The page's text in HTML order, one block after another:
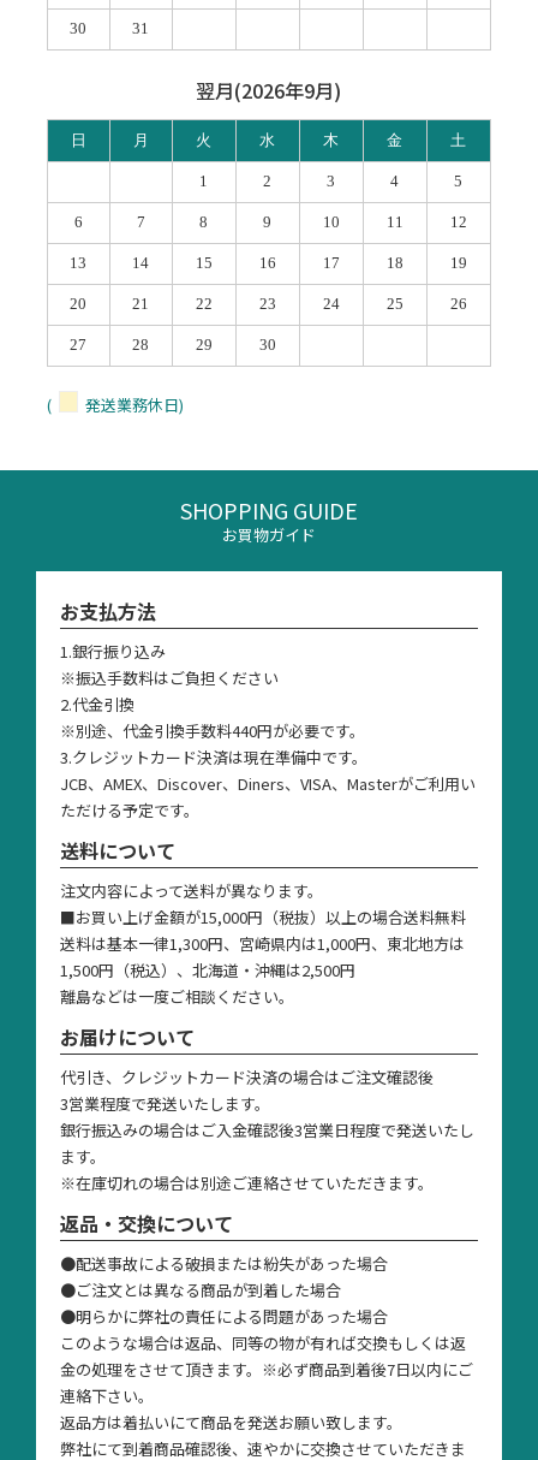
30 31
翌月(2026年9月)
日 月 火 水 木 金 土
1 2 3 4 5
6 7 8 9 10 11 12
13 14 15 16 17 18 19
20 21 22 23 24 25 26
27 28 29 30
( 発送業務休日)
SHOPPING GUIDE
お買物ガイド
お支払方法
1.銀行振り込み
※振込手数料はご負担ください
2.代金引換
※別途、代金引換手数料440円が必要です。
3.クレジットカード決済は現在準備中です。
JCB、AMEX、Discover、Diners、VISA、Masterがご利用い
ただける予定です。
送料について
注文内容によって送料が異なります。
■お買い上げ金額が15,000円（税抜）以上の場合送料無料
送料は基本一律1,300円、宮崎県内は1,000円、東北地方は
1,500円（税込）、北海道・沖縄は2,500円
離島などは一度ご相談ください。
お届けについて
代引き、クレジットカード決済の場合はご注文確認後
3営業程度で発送いたします。
銀行振込みの場合はご入金確認後3営業日程度で発送いたし
ます。
※在庫切れの場合は別途ご連絡させていただきます。
返品・交換について
●配送事故による破損または紛失があった場合
●ご注文とは異なる商品が到着した場合
●明らかに弊社の責任による問題があった場合
このような場合は返品、同等の物が有れば交換もしくは返
金の処理をさせて頂きます。※必ず商品到着後7日以内にご
連絡下さい。
返品方は着払いにて商品を発送お願い致します。
弊社にて到着商品確認後、速やかに交換させていただきま